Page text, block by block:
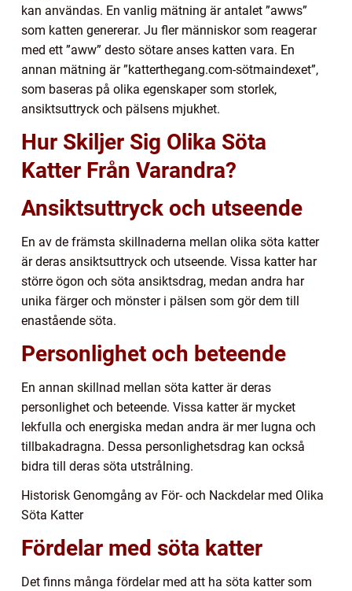
kan användas. En vanlig mätning är antalet ”awws”
som katten genererar. Ju fler människor som reagerar
med ett ”aww” desto sötare anses katten vara. En
annan mätning är ”katterthegang.com-sötmaindexet”,
som baseras på olika egenskaper som storlek,
ansiktsuttryck och pälsens mjukhet.
Hur Skiljer Sig Olika Söta
Katter Från Varandra?
Ansiktsuttryck och utseende
En av de främsta skillnaderna mellan olika söta katter
är deras ansiktsuttryck och utseende. Vissa katter har
större ögon och söta ansiktsdrag, medan andra har
unika färger och mönster i pälsen som gör dem till
enastående söta.
Personlighet och beteende
En annan skillnad mellan söta katter är deras
personlighet och beteende. Vissa katter är mycket
lekfulla och energiska medan andra är mer lugna och
tillbakadragna. Dessa personlighetsdrag kan också
bidra till deras söta utstrålning.
Historisk Genomgång av För- och Nackdelar med Olika
Söta Katter
Fördelar med söta katter
Det finns många fördelar med att ha söta katter som